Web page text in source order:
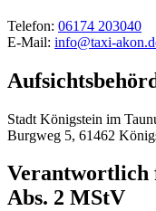
Telefon: 06174 203040
E-Mail: info@taxi-
Stadt Königstein im
Burgweg 5, 61462
Verantwortlich
Abs. 2 MStV